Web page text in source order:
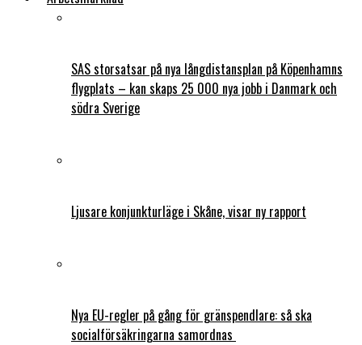
SAS storsatsar på nya långdistansplan på Köpenhamns
flygplats – kan skaps 25 000 nya jobb i Danmark och
södra Sverige
Ljusare konjunkturläge i Skåne, visar ny rapport
Nya EU-regler på gång för gränspendlare: så ska
socialförsäkringarna samordnas